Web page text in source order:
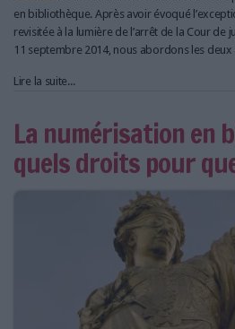
en bibliothèque. Après avoir évoqué
revisitée à la lumière de l’arrêt de la Cour de
11 septembre 2014, nous abordons les deux
Lire la suite...
La numérisation en
quels droits pour